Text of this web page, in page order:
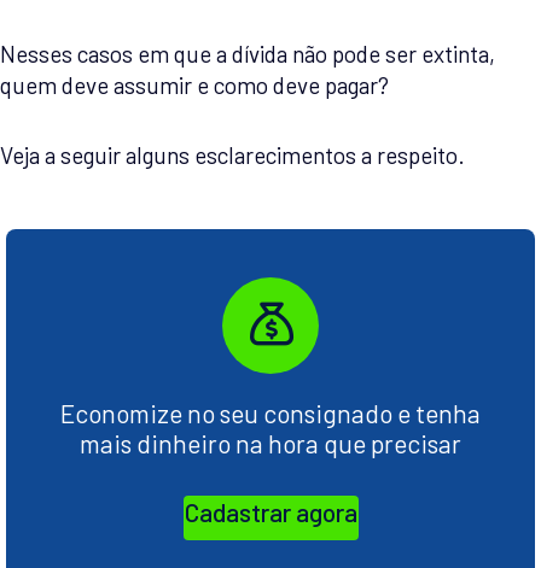
Nesses casos em que a dívida não pode ser extinta,
quem deve assumir e como deve pagar?
Veja a seguir alguns esclarecimentos a respeito.
Economize no seu consignado e tenha
mais dinheiro na hora que precisar
Cadastrar agora